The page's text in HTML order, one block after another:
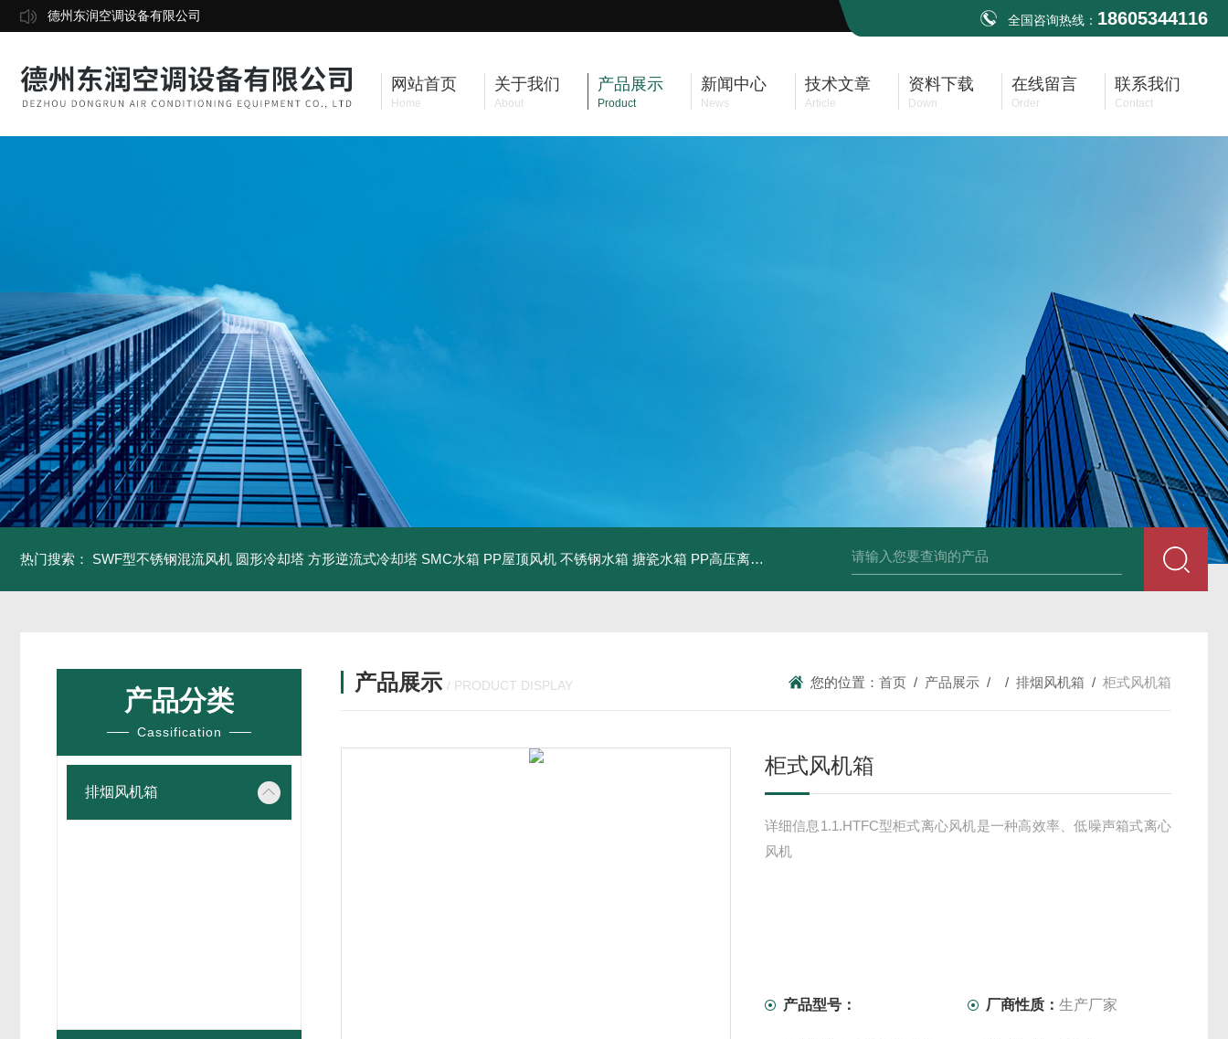
德州东润空调设备有限公司 全国咨询热线： 18605344116
网站首页
Home
关于我们
About
产品展示
Product
新闻中心
News
技术文章
Article
资料下载
Down
在线留言
Order
联系我们
Contact
热门搜索： SWF型不锈钢混流风机 圆形冷却塔 方形逆流式冷却塔 SMC水箱 PP屋顶风机 不锈钢水箱 搪瓷水箱 PP高压离心风机 PP风帽 组合式空调机组 单层百叶
产品分类
Cassification
排烟风机箱
产品展示 / PRODUCT DISPLAY 您的位置： 首页 / 产品展示 / / 排烟风机箱 / 柜式风机箱
柜式风机箱
详细信息1.1.HTFC型柜式离心风机是一种高效率、低噪声箱式离心
风机
产品型号： 厂商性质：生产厂家